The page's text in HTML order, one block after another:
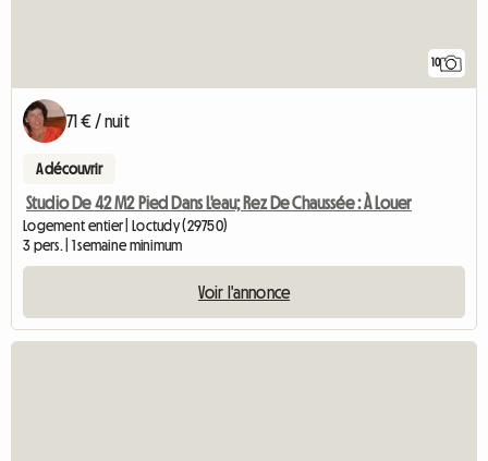
10
71 € / nuit
A découvrir
Studio De 42 M2 Pied Dans L'eau; Rez De Chaussée : À Louer
Logement entier | Loctudy (29750)
3 pers. | 1 semaine minimum
Voir l'annonce